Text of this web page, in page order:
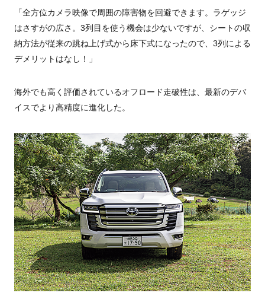
「全方位カメラ映像で周囲の障害物を回避できます。ラゲッジ
はさすがの広さ。3列目を使う機会は少ないですが、シートの収
納方法が従来の跳ね上げ式から床下式になったので、3列による
デメリットはなし！」
海外でも高く評価されているオフロード走破性は、最新のデバ
イスでより高精度に進化した。